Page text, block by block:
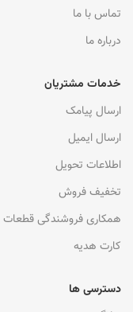
تماس با ما
درباره ما
خدمات مشتریان
ارسال پیامک
ارسال ایمیل
اطلاعات تحویل
تخفیف فروش
همکاری فروشندگی قطعات
کارت هدیه
دسترسی ها